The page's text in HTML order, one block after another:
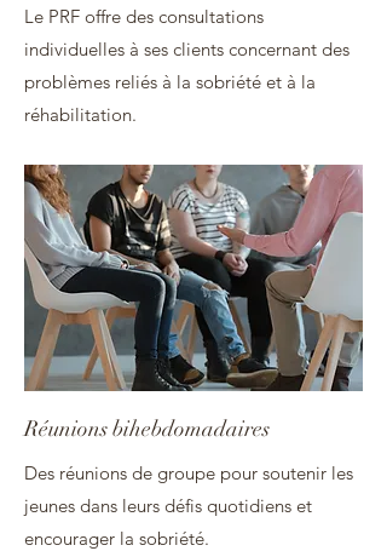
Le PRF offre des consultations
individuelles à ses clients concernant des
problèmes reliés à la sobriété et à la
réhabilitation.
Réunions bihebdomadaires
Des réunions de groupe pour soutenir les
jeunes dans leurs défis quotidiens et
encourager la sobriété.